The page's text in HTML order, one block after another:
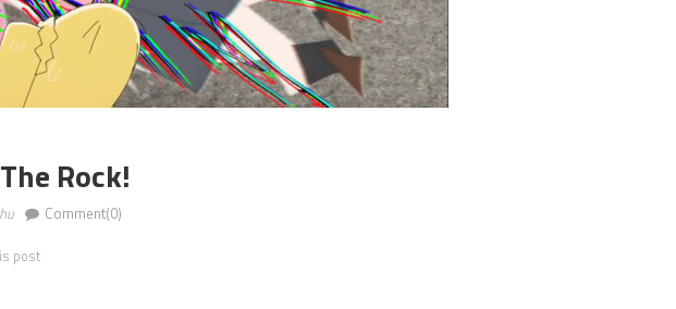
Rock!
Comment(0)
post